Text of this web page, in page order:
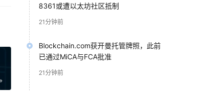
8361或遭以太坊社区抵制
21分钟前
Blockchain.com获开曼托管牌照，此前
已通过MiCA与FCA批准
21分钟前